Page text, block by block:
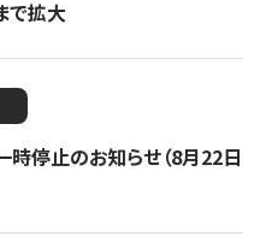
で拡大
時停止のお知らせ（8月22日